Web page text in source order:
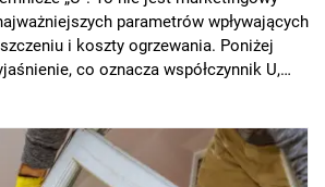
parametrów wpływających
i koszty ogrzewania. Poniżej
co oznacza współczynnik U,